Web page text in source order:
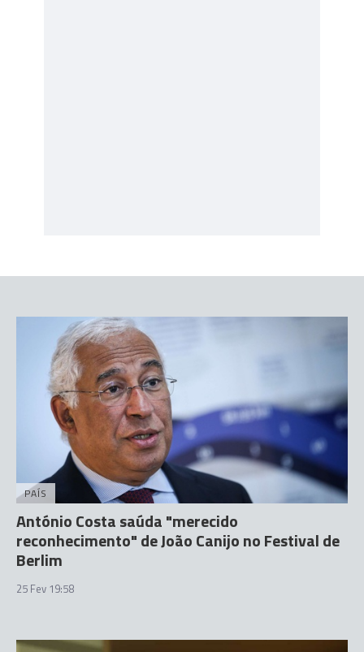
PAÍS
António Costa saúda "merecido
reconhecimento" de João Canijo no Festival de
Berlim
25 Fev 19:58